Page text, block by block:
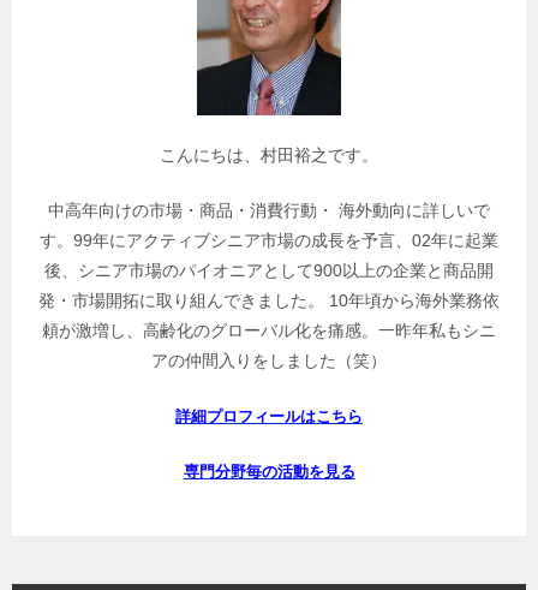
こんにちは、村田裕之です。
中高年向けの市場・商品・消費行動・ 海外動向に詳しいで
す。99年にアクティブシニア市場の成長を予言、02年に起業
後、シニア市場のパイオニアとして900以上の企業と商品開
発・市場開拓に取り組んできました。 10年頃から海外業務依
頼が激増し、高齢化のグローバル化を痛感。一昨年私もシニ
アの仲間入りをしました（笑）
詳細プロフィールはこちら
専門分野毎の活動を見る